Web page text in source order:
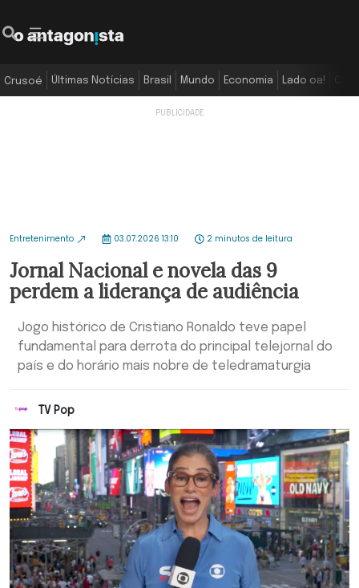
Crusoé Últimas Notícias Brasil Mundo Economia Lado oa!
Entretenimento 03.07.2026 13:10 2 minutos de leitura
Jornal Nacional e novela das 9
perdem a liderança de audiência
Jogo histórico de Cristiano Ronaldo teve papel
fundamental para derrota do principal telejornal do
país e do horário mais nobre de teledramaturgia
TV Pop